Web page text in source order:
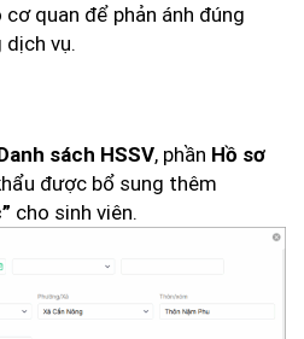
quan để phản ánh đúng
vụ.
sách HSSV, phần Hồ sơ
được bổ sung thêm
cho sinh viên.